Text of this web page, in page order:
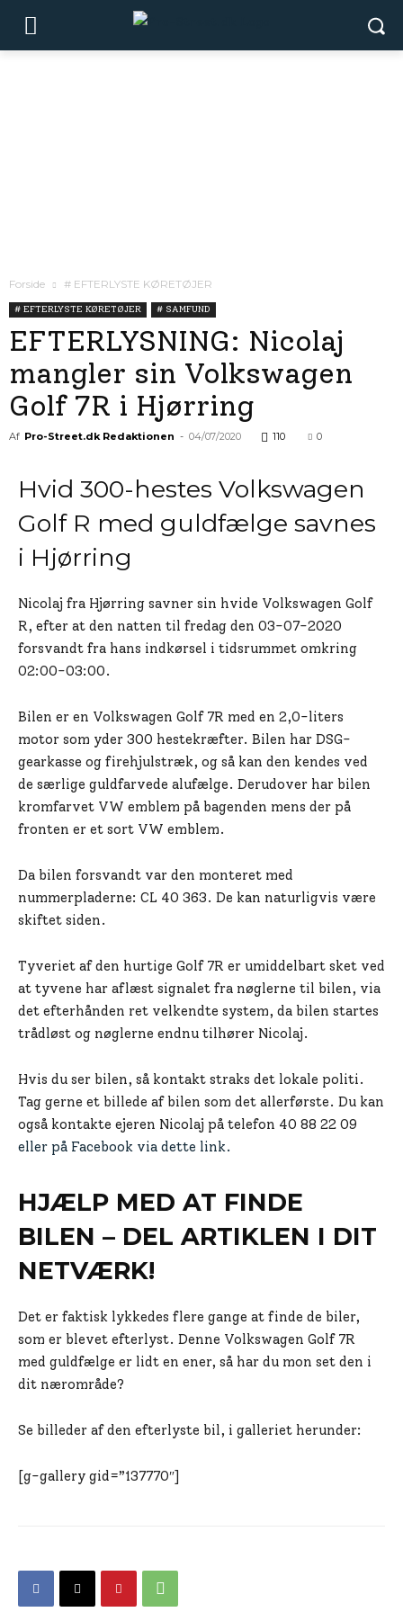
Forside # EFTERLYSTE KØRETØJER
# EFTERLYSTE KØRETØJER # SAMFUND
EFTERLYSNING: Nicolaj
mangler sin Volkswagen
Golf 7R i Hjørring
Af Pro-Street.dk Redaktionen - 04/07/2020 110 0
Hvid 300-hestes Volkswagen
Golf R med guldfælge savnes
i Hjørring
Nicolaj fra Hjørring savner sin hvide Volkswagen Golf
R, efter at den natten til fredag den 03-07-2020
forsvandt fra hans indkørsel i tidsrummet omkring
02:00-03:00.
Bilen er en Volkswagen Golf 7R med en 2,0-liters
motor som yder 300 hestekræfter. Bilen har DSG-
gearkasse og firehjulstræk, og så kan den kendes ved
de særlige guldfarvede alufælge. Derudover har bilen
kromfarvet VW emblem på bagenden mens der på
fronten er et sort VW emblem.
Da bilen forsvandt var den monteret med
nummerpladerne: CL 40 363. De kan naturligvis være
skiftet siden.
Tyveriet af den hurtige Golf 7R er umiddelbart sket ved
at tyvene har aflæst signalet fra nøglerne til bilen, via
det efterhånden ret velkendte system, da bilen startes
trådløst og nøglerne endnu tilhører Nicolaj.
Hvis du ser bilen, så kontakt straks det lokale politi.
Tag gerne et billede af bilen som det allerførste. Du kan
også kontakte ejeren Nicolaj på telefon 40 88 22 09
eller på Facebook via dette link.
HJÆLP MED AT FINDE
BILEN – DEL ARTIKLEN I DIT
NETVÆRK!
Det er faktisk lykkedes flere gange at finde de biler,
som er blevet efterlyst. Denne Volkswagen Golf 7R
med guldfælge er lidt en ener, så har du mon set den i
dit nærområde?
Se billeder af den efterlyste bil, i galleriet herunder:
[g-gallery gid=”137770″]